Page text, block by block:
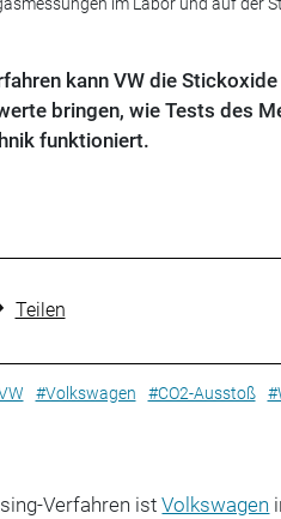
kann VW die
bringen, wie Tests des
funktioniert.
Teilen
#Volkswagen #CO2-Ausstoß
Verfahren istVolkswagen